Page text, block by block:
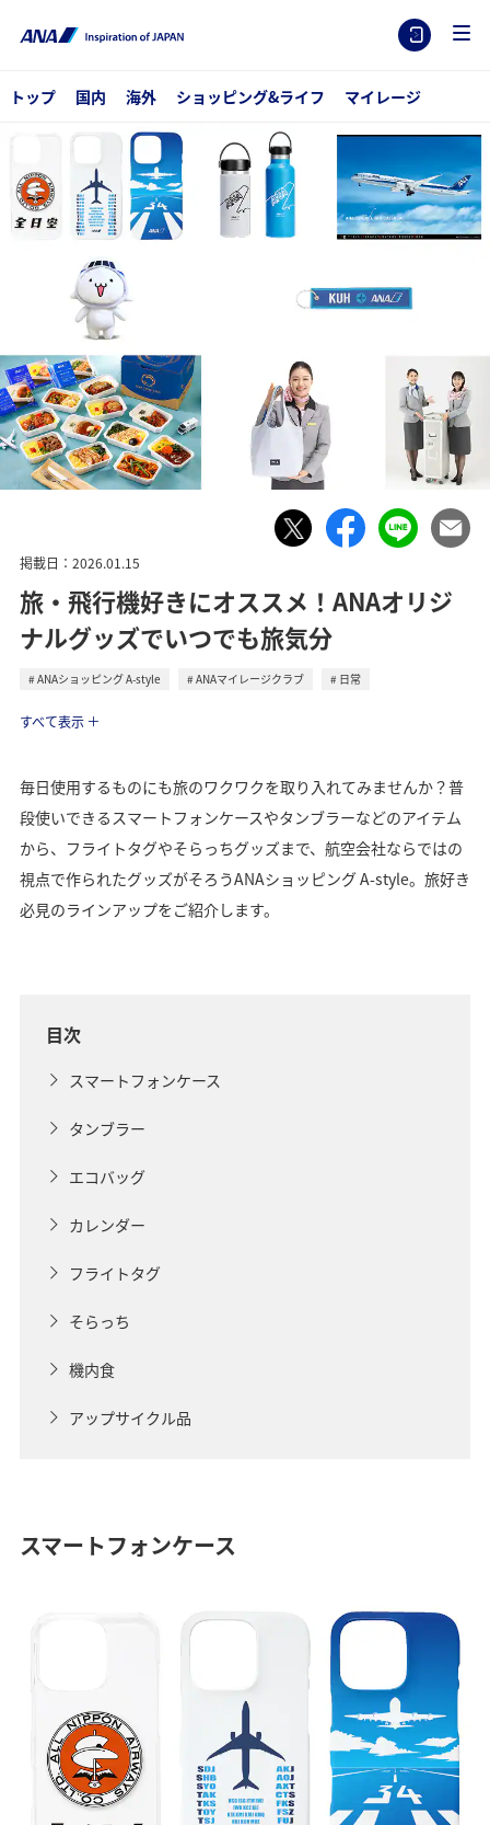
トップ 国内 海外 ショッピング&ライフ マイレージ
掲載日：2026.01.15
旅・飛行機好きにオススメ！ANAオリジ
ナルグッズでいつでも旅気分
ANAショッピング A-style ANAマイレージクラブ
日常
すべて表示
毎日使用するものにも旅のワクワクを取り入れてみませんか？普
段使いできるスマートフォンケースやタンブラーなどのアイテム
から、フライトタグやそらっちグッズまで、航空会社ならではの
視点で作られたグッズがそろうANAショッピング A-style。旅好き
必見のラインアップをご紹介します。
目次
スマートフォンケース
タンブラー
エコバッグ
カレンダー
フライトタグ
そらっち
機内食
アップサイクル品
スマートフォンケース